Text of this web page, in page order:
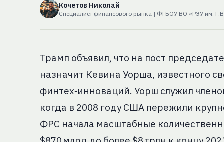
Кочетов Николай
Специалист финансового рынка | ФГБОУ ВО «РЭУ им.
Трамп объявил, что на пост
назначит Кевина Уорша, известного
финтех‑инноваций. Уорш служил
когда в 2008 году США пережили
ФРС начала масштабные